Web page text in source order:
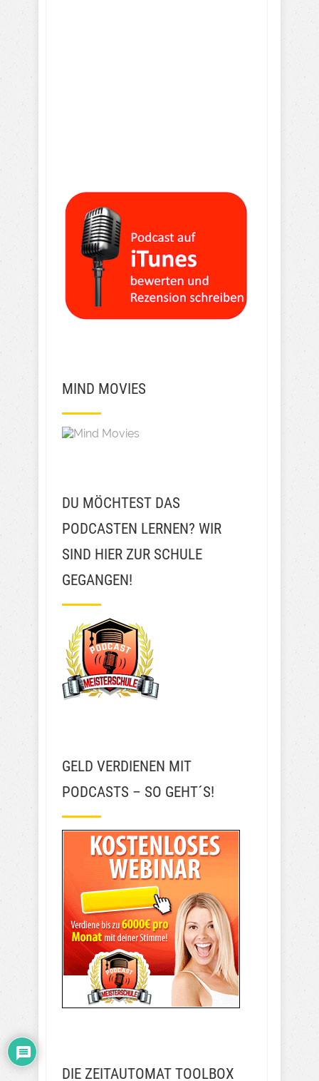
MIND MOVIES
DU MÖCHTEST DAS
PODCASTEN LERNEN? WIR
SIND HIER ZUR SCHULE
GEGANGEN!
GELD VERDIENEN MIT
PODCASTS – SO GEHT´S!
DIE ZEITAUTOMAT TOOLBOX